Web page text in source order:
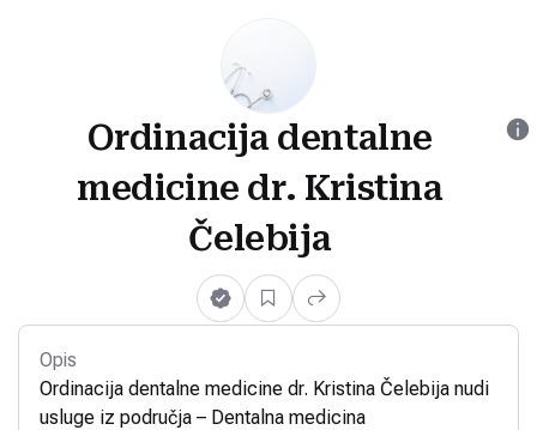
Ordinacija dentalne
medicine dr. Kristina
Čelebija
Opis
Ordinacija dentalne medicine dr. Kristina Čelebija nudi
usluge iz područja – Dentalna medicina